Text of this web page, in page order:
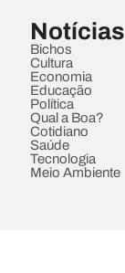
Notícias
Bichos
Cultura
Economia
Educação
Política
Qual a Boa?
Cotidiano
Saúde
Tecnologia
Meio Ambiente